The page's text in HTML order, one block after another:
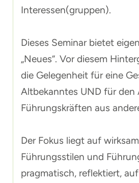
Interessen(gruppen).
Dieses Seminar bietet
„Neues“. Vor diesem
die Gelegenheit für eine
Altbekanntes UND für den
Führungskräften aus
Der Fokus liegt auf
Führungsstilen und
pragmatisch, reflektiert,